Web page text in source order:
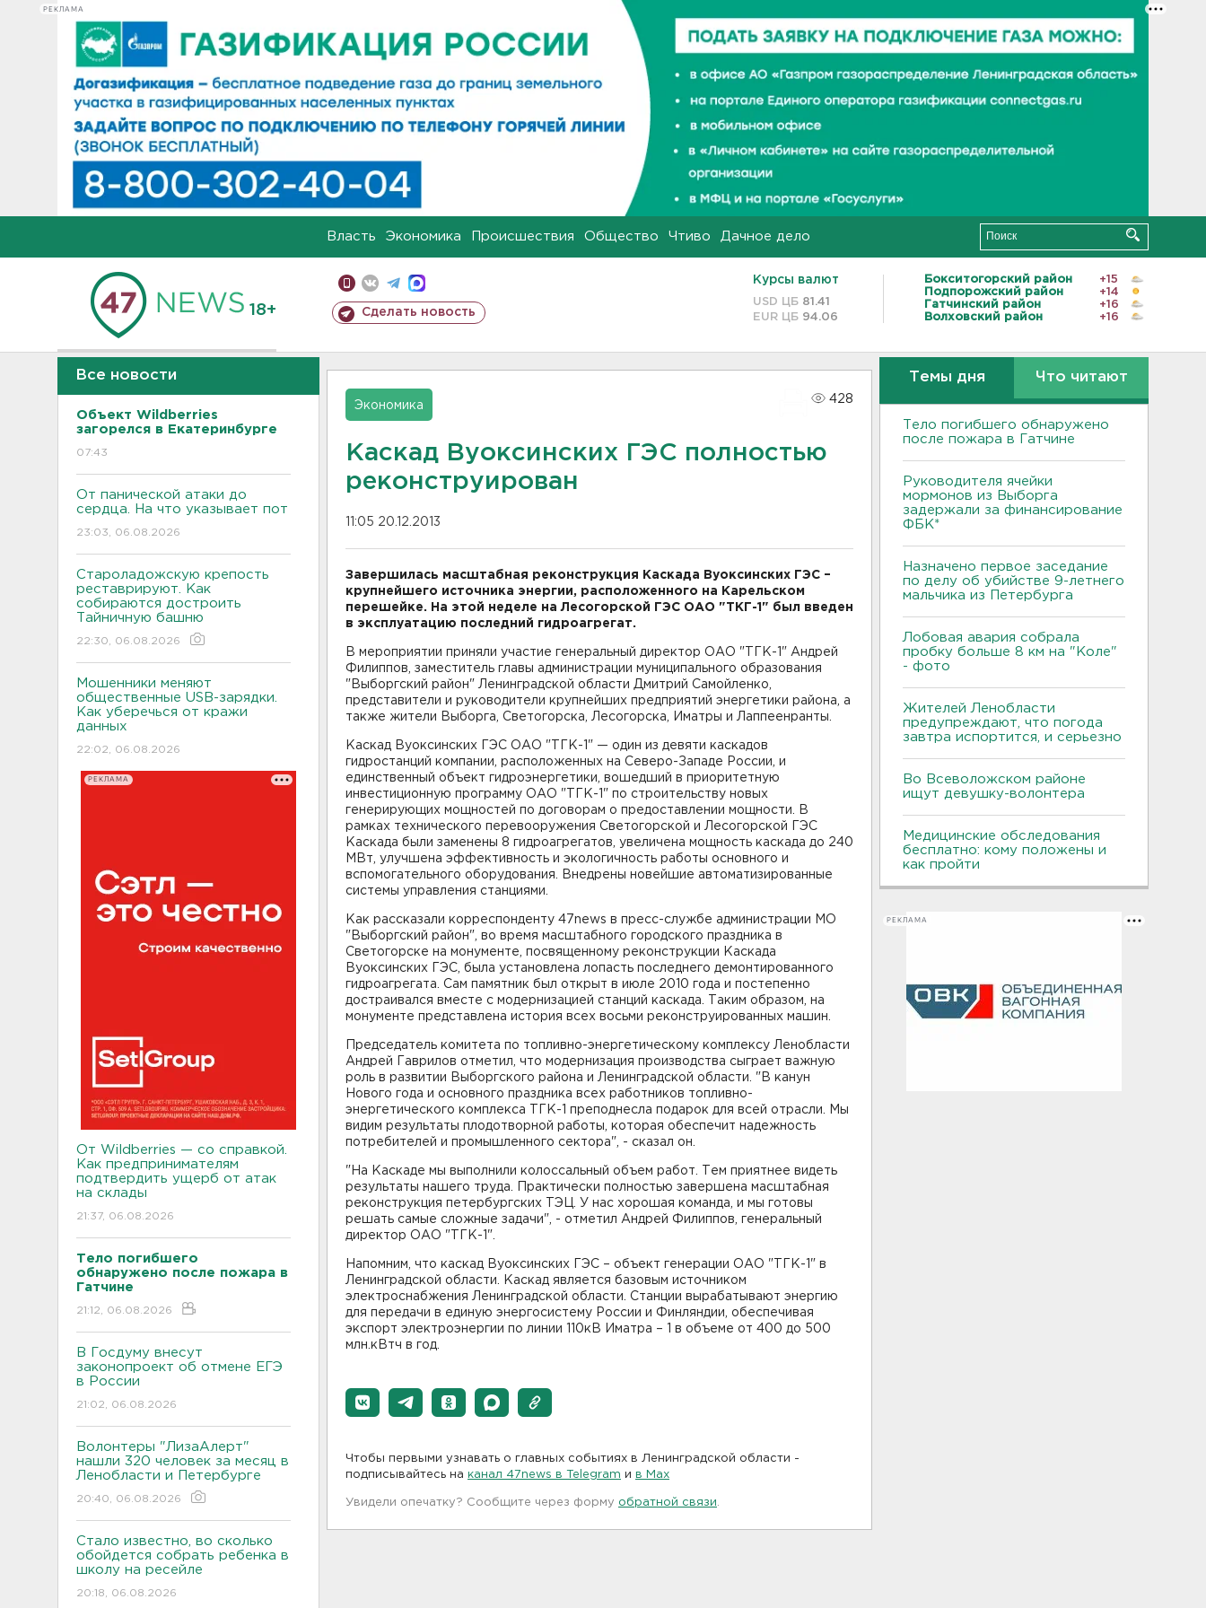
РЕКЛАМА
Власть Экономика Происшествия Общество Чтиво Дачное дело
18+ Сделать новость
Курсы валют
USD ЦБ 81.41
EUR ЦБ 94.06
Бокситогорский район
+15
Подпорожский район
+14
Гатчинский район
+16
Волховский район
+16
Все новости
Объект Wildberries
загорелся в Екатеринбурге
07:43
От панической атаки до
сердца. На что указывает пот
23:03, 06.08.2026
Староладожскую крепость
реставрируют. Как
собираются достроить
Тайничную башню
22:30, 06.08.2026
Мошенники меняют
общественные USB-зарядки.
Как уберечься от кражи
данных
22:02, 06.08.2026
РЕКЛАМА
От Wildberries — со справкой.
Как предпринимателям
подтвердить ущерб от атак
на склады
21:37, 06.08.2026
Тело погибшего
обнаружено после пожара в
Гатчине
21:12, 06.08.2026
В Госдуму внесут
законопроект об отмене ЕГЭ
в России
21:02, 06.08.2026
Волонтеры "ЛизаАлерт"
нашли 320 человек за месяц в
Ленобласти и Петербурге
20:40, 06.08.2026
Стало известно, во сколько
обойдется собрать ребенка в
школу на ресейле
20:18, 06.08.2026
Экономика
428
Каскад Вуоксинских ГЭС полностью
реконструирован
11:05 20.12.2013
Завершилась масштабная реконструкция Каскада Вуоксинских ГЭС –
крупнейшего источника энергии, расположенного на Карельском
перешейке. На этой неделе на Лесогорской ГЭС ОАО "ТКГ-1" был введен
в эксплуатацию последний гидроагрегат.
В мероприятии приняли участие генеральный директор ОАО "ТГК-1" Андрей
Филиппов, заместитель главы администрации муниципального образования
"Выборгский район" Ленинградской области Дмитрий Самойленко,
представители и руководители крупнейших предприятий энергетики района, а
также жители Выборга, Светогорска, Лесогорска, Иматры и Лаппеенранты.
Каскад Вуоксинских ГЭС ОАО "ТГК-1" — один из девяти каскадов
гидростанций компании, расположенных на Северо-Западе России, и
единственный объект гидроэнергетики, вошедший в приоритетную
инвестиционную программу ОАО "ТГК-1" по строительству новых
генерирующих мощностей по договорам о предоставлении мощности. В
рамках технического перевооружения Светогорской и Лесогорской ГЭС
Каскада были заменены 8 гидроагрегатов, увеличена мощность каскада до 240
МВт, улучшена эффективность и экологичность работы основного и
вспомогательного оборудования. Внедрены новейшие автоматизированные
системы управления станциями.
Как рассказали корреспонденту 47news в пресс-службе администрации МО
"Выборгский район", во время масштабного городского праздника в
Светогорске на монументе, посвященному реконструкции Каскада
Вуоксинских ГЭС, была установлена лопасть последнего демонтированного
гидроагрегата. Сам памятник был открыт в июле 2010 года и постепенно
достраивался вместе с модернизацией станций каскада. Таким образом, на
монументе представлена история всех восьми реконструированных машин.
Председатель комитета по топливно-энергетическому комплексу Ленобласти
Андрей Гаврилов отметил, что модернизация производства сыграет важную
роль в развитии Выборгского района и Ленинградской области. "В канун
Нового года и основного праздника всех работников топливно-
энергетического комплекса ТГК-1 преподнесла подарок для всей отрасли. Мы
видим результаты плодотворной работы, которая обеспечит надежность
потребителей и промышленного сектора", - сказал он.
"На Каскаде мы выполнили колоссальный объем работ. Тем приятнее видеть
результаты нашего труда. Практически полностью завершена масштабная
реконструкция петербургских ТЭЦ. У нас хорошая команда, и мы готовы
решать самые сложные задачи", - отметил Андрей Филиппов, генеральный
директор ОАО "ТГК-1".
Напомним, что каскад Вуоксинских ГЭС – объект генерации ОАО "ТГК-1" в
Ленинградской области. Каскад является базовым источником
электроснабжения Ленинградской области. Станции вырабатывают энергию
для передачи в единую энергосистему России и Финляндии, обеспечивая
экспорт электроэнергии по линии 110кВ Иматра – 1 в объеме от 400 до 500
млн.кВтч в год.
Чтобы первыми узнавать о главных событиях в Ленинградской области -
подписывайтесь на канал 47news в Telegram и в Maх
Увидели опечатку? Сообщите через форму обратной связи
Темы дня Что читают
Тело погибшего обнаружено
после пожара в Гатчине
Руководителя ячейки
мормонов из Выборга
задержали за финансирование
ФБК*
Назначено первое заседание
по делу об убийстве 9-летнего
мальчика из Петербурга
Лобовая авария собрала
пробку больше 8 км на "Коле"
- фото
Жителей Ленобласти
предупреждают, что погода
завтра испортится, и серьезно
Во Всеволожском районе
ищут девушку-волонтера
Медицинские обследования
бесплатно: кому положены и
как пройти
РЕКЛАМА